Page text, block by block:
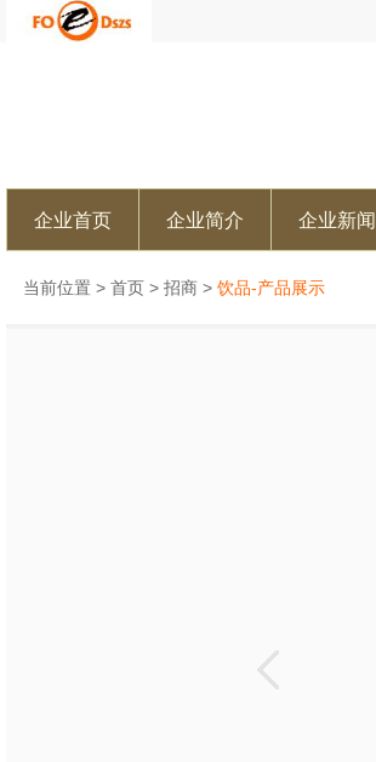
企业首页 企业简介 企业新闻
当前位置 > 首页 > 招商 > 饮品-产品展示